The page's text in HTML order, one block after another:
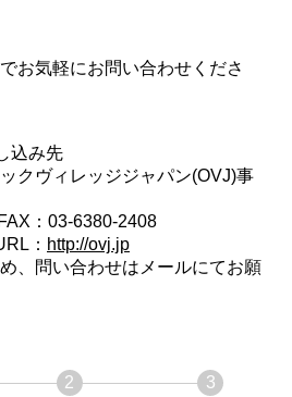
お気軽にお問い合わせくださ
込み先
クヴィレッジジャパン(OVJ)事
：03-6380-2408
： http://ovj.jp
、問い合わせはメールにてお願
2
3